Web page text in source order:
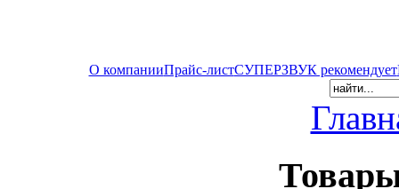
О компанииПрайс-листСУПЕРЗВУК рекомендует